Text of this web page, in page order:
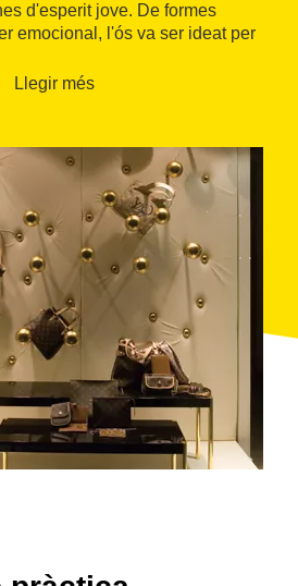
d'esperit jove. De formes
emocional, l'ós va ser ideat per
Llegir més